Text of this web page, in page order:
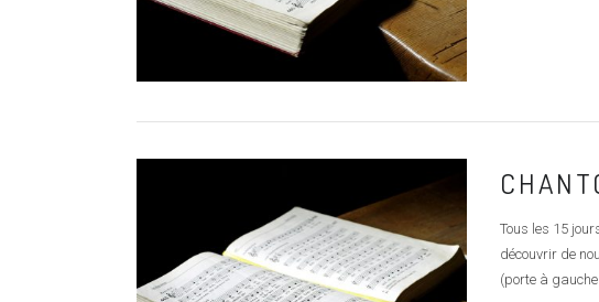
Tous les 15
découvrir de
(porte à gauche